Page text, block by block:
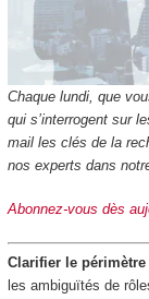
Chaque lundi, que
qui s’interrogent sur
mail les clés de la
nos experts dans
Abonnez-vous dès
Clarifier le périmètre
les ambiguïtés de